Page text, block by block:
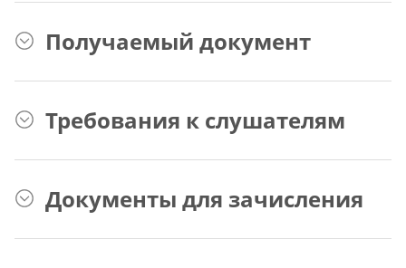
Получаемый документ
Требования к слушателям
Документы для зачисления